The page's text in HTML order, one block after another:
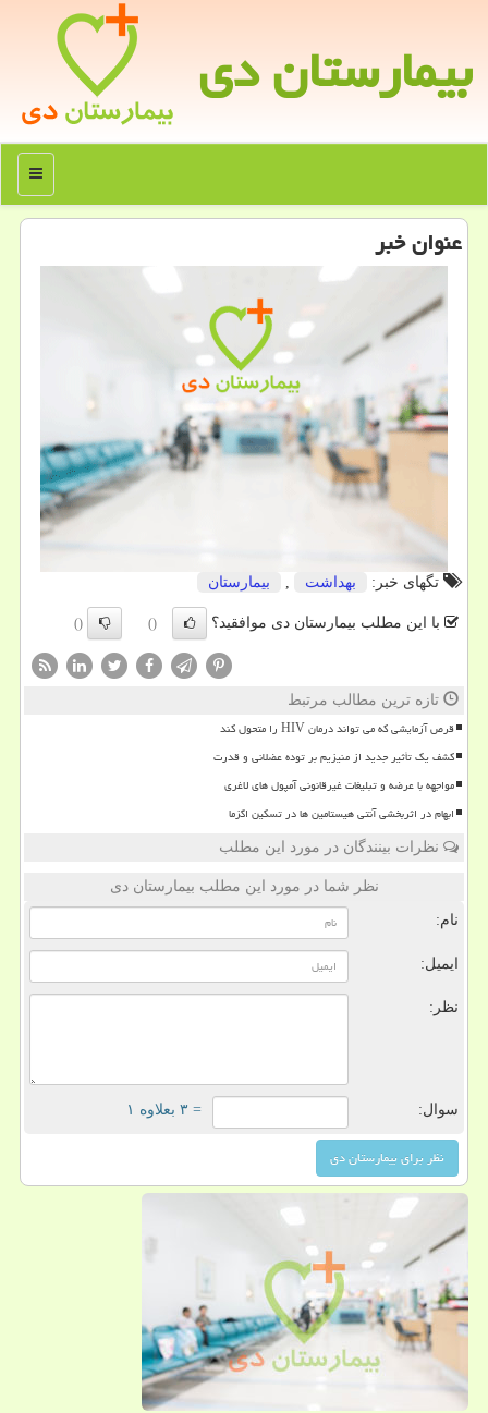
بیمارستان دی
منو
عنوان خبر
تگهای خبر: بهداشت بیمارستان
با این مطلب بیمارستان دی موافقید؟ ()
()
تازه ترین مطالب مرتبط
قرص آزمایشی که می تواند درمان HIV را متحول کند
کشف یک تأثیر جدید از منیزیم بر توده عضلانی و قدرت
مواجهه با عرضه و تبلیغات غیرقانونی آمپول های لاغری
ابهام در اثربخشی آنتی هیستامین ها در تسکین اگزما
نظرات بینندگان در مورد این مطلب
نظر شما در مورد این مطلب بیمارستان دی
نام:
ایمیل:
نظر:
سوال: = ۳ بعلاوه ۱